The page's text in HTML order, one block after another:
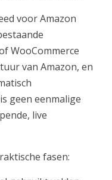
voor Amazon
WooCommerce
van Amazon, en
geen eenmalige
live
fasen: